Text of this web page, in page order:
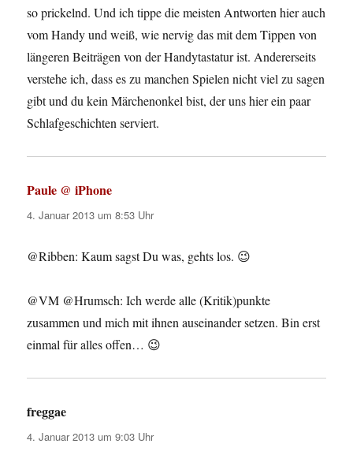
so prickelnd. Und ich tippe die meisten Antworten hier auch
vom Handy und weiß, wie nervig das mit dem Tippen von
längeren Beiträgen von der Handytastatur ist. Andererseits
verstehe ich, dass es zu manchen Spielen nicht viel zu sagen
gibt und du kein Märchenonkel bist, der uns hier ein paar
Schlafgeschichten serviert.
Paule @ iPhone
4. Januar 2013 um 8:53 Uhr
@Ribben: Kaum sagst Du was, gehts los. 😉
@VM @Hrumsch: Ich werde alle (Kritik)punkte
zusammen und mich mit ihnen auseinander setzen. Bin erst
einmal für alles offen… 😉
freggae
4. Januar 2013 um 9:03 Uhr